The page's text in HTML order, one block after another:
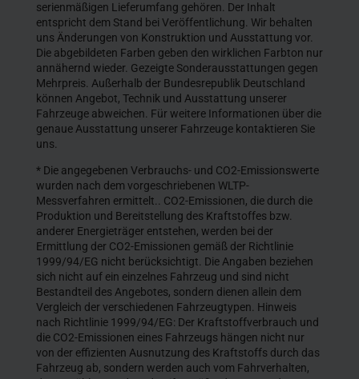
serienmäßigen Lieferumfang gehören. Der Inhalt
entspricht dem Stand bei Veröffentlichung. Wir behalten
uns Änderungen von Konstruktion und Ausstattung vor.
Die abgebildeten Farben geben den wirklichen Farbton nur
annähernd wieder. Gezeigte Sonderausstattungen gegen
Mehrpreis. Außerhalb der Bundesrepublik Deutschland
können Angebot, Technik und Ausstattung unserer
Fahrzeuge abweichen. Für weitere Informationen über die
genaue Ausstattung unserer Fahrzeuge kontaktieren Sie
uns.
* Die angegebenen Verbrauchs- und CO2-Emissionswerte
wurden nach dem vorgeschriebenen WLTP-
Messverfahren ermittelt.. CO2-Emissionen, die durch die
Produktion und Bereitstellung des Kraftstoffes bzw.
anderer Energieträger entstehen, werden bei der
Ermittlung der CO2-Emissionen gemäß der Richtlinie
1999/94/EG nicht berücksichtigt. Die Angaben beziehen
sich nicht auf ein einzelnes Fahrzeug und sind nicht
Bestandteil des Angebotes, sondern dienen allein dem
Vergleich der verschiedenen Fahrzeugtypen. Hinweis
nach Richtlinie 1999/94/EG: Der Kraftstoffverbrauch und
die CO2-Emissionen eines Fahrzeugs hängen nicht nur
von der effizienten Ausnutzung des Kraftstoffs durch das
Fahrzeug ab, sondern werden auch vom Fahrverhalten,